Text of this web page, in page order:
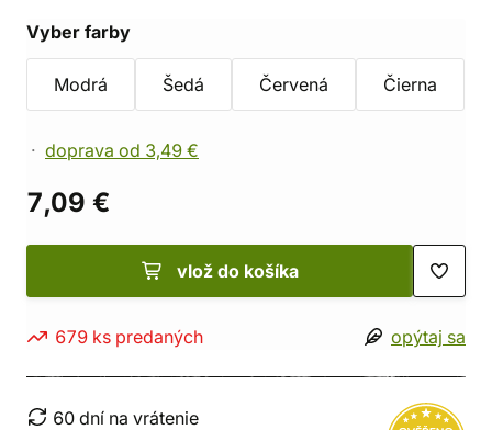
Vyber farby
Modrá Šedá Červená Čierna
doprava od 3,49 €
7,09 €
vlož do košíka
679 ks predaných opýtaj sa
60 dní na vrátenie